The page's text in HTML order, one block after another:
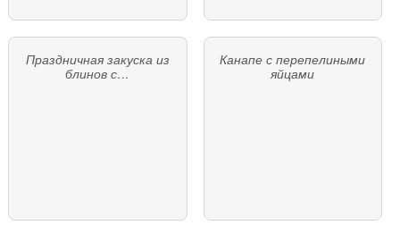
Праздничная закуска из
блинов с…
Канапе с перепелиными
яйцами